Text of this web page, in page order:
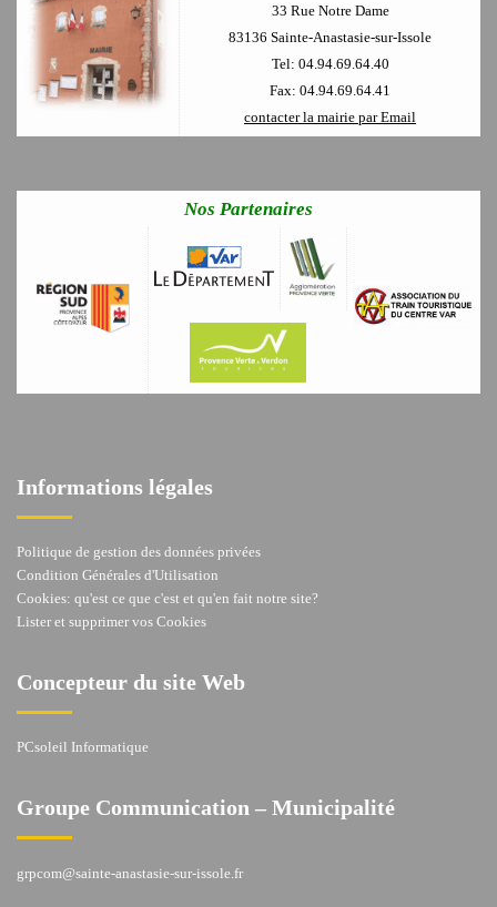
33 Rue Notre Dame
83136 Sainte-Anastasie-sur-Issole
Tel: 04.94.69.64.40
Fax: 04.94.69.64.41
contacter la mairie par Email
Nos Partenaires
Informations légales
Politique de gestion des données privées
Condition Générales d'Utilisation
Cookies: qu'est ce que c'est et qu'en fait notre site?
Lister et supprimer vos Cookies
Concepteur du site Web
PCsoleil Informatique
Groupe Communication – Municipalité
grpcom@sainte-anastasie-sur-issole.fr